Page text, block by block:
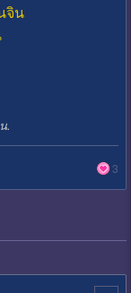
จิน
.
3